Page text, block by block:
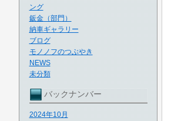
ング
鈑金（部門）
納車ギャラリー
ブログ
モノノフのつぶやき
NEWS
未分類
バックナンバー
2024年10月